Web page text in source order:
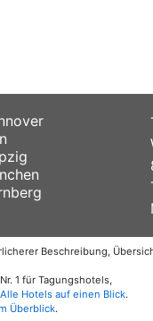
Beschreibung,
1 für Tagungshotels,
Alle Hotels auf einen Blick.
Überblick.